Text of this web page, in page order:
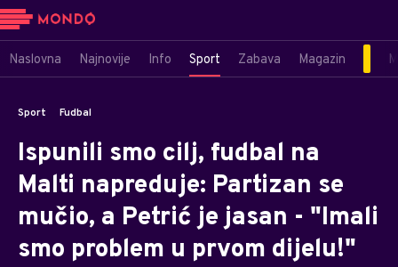
Naslovna Najnovije Info Sport Zabava Magazin
Sport Fudbal
Ispunili smo cilj, fudbal na
Malti napreduje: Partizan se
mučio, a Petrić je jasan - "Imali
smo problem u prvom dijelu!"